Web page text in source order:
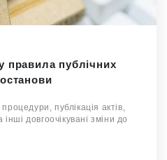
правила публічних
публікація актів,
довгоочікувані зміни до